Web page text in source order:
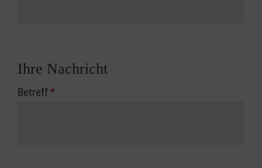
Ihre Nachricht
Betreff*